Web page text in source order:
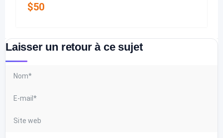
$50
Laisser un retour à ce sujet